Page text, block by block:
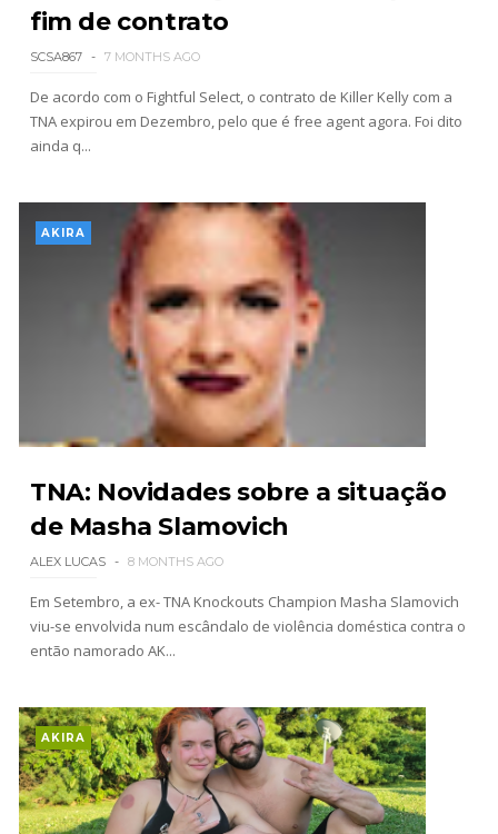
WWE Monday Night Raw 27 July 2026
Unknown - Jul 28 2026
AEW Redemption 2026
WWE: Unreal Season 3
Jul 26 2026
Dark Side of the Ring Season 7 Episode 4 “Necro
Butcher vs. Samoa Joe”
Unknown-Jul 26 2026
WWE Main Event, July 23, 2026
Unknown-Jul 26 2026
Throwback: Bret "The Hitman" Hart vs. Mr.
Perfect: SummerSlam 1991 - Intercontinental
SCSA867-Jul 26 2026
Lucha Libre AAA: Verano De Escándalo 2026
Unknown-Jul 26 2026
fim de contrato
SCSA867 7 MONTHS AGO
De acordo com o Fightful Select, o contrato de Killer Kelly com a
TNA expirou em Dezembro, pelo que é free agent agora. Foi dito
ainda q...
AKIRA
TNA: Novidades sobre a situação
de Masha Slamovich
ALEX LUCAS 8 MONTHS AGO
Em Setembro, a ex- TNA Knockouts Champion Masha Slamovich
viu-se envolvida num escândalo de violência doméstica contra o
então namorado AK...
AKIRA